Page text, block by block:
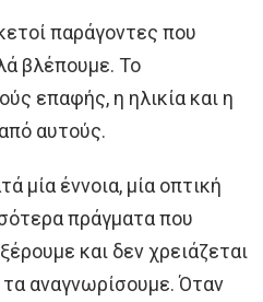
παράγοντες που
βλέπουμε. Το
επαφής, η ηλικία και η
αυτούς.
μία έννοια, μία οπτική
πράγματα που
και δεν χρειάζεται
αναγνωρίσουμε. Όταν